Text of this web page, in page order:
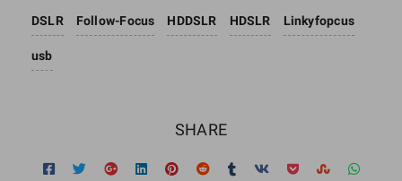
DSLR Follow-Focus HDDSLR HDSLR Linkyfopcus
usb
SHARE